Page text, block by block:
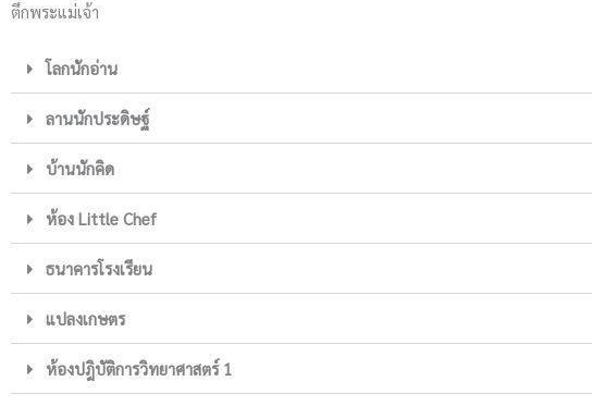
ตึกพระแม่เจ้า
โลกนักอ่าน
ลานนักประดิษฐ์
บ้านนักคิด
ห้อง Little Chef
ธนาคารโรงเรียน
แปลงเกษตร
ห้องปฎิบัติการวิทยาศาสตร์ 1